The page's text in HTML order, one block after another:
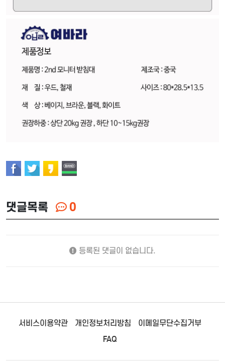
댓글목록 0
등록된 댓글이 없습니다.
서비스이용약관 개인정보처리방침
이메일무단수집거부
FAQ